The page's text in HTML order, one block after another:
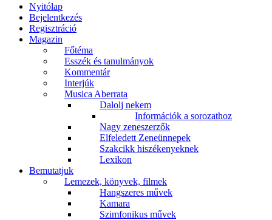
Nyitólap
Bejelentkezés
Regisztráció
Magazin
Főtéma
Esszék és tanulmányok
Kommentár
Interjúk
Musica Aberrata
Dalolj nekem
Információk a sorozathoz
Nagy zeneszerzők
Elfeledett Zeneünnepek
Szakcikk hiszékenyeknek
Lexikon
Bemutatjuk
Lemezek, könyvek, filmek
Hangszeres művek
Kamara
Szimfonikus művek